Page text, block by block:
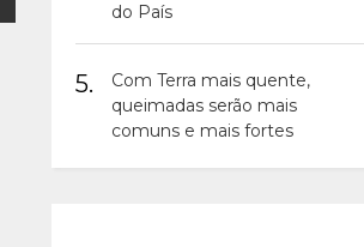
do País
5.
Com Terra mais quente,
queimadas serão mais
comuns e mais fortes